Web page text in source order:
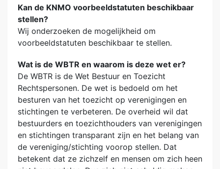
Kan de KNMO voorbeeldstatuten beschikbaar
stellen?
Wij onderzoeken de mogelijkheid om
voorbeeldstatuten beschikbaar te stellen.
Wat is de WBTR en waarom is deze wet er?
De WBTR is de Wet Bestuur en Toezicht
Rechtspersonen. De wet is bedoeld om het
besturen van het toezicht op verenigingen en
stichtingen te verbeteren. De overheid wil dat
bestuurders en toezichthouders van verenigingen
en stichtingen transparant zijn en het belang van
de vereniging/stichting voorop stellen. Dat
betekent dat ze zichzelf en mensen om zich heen